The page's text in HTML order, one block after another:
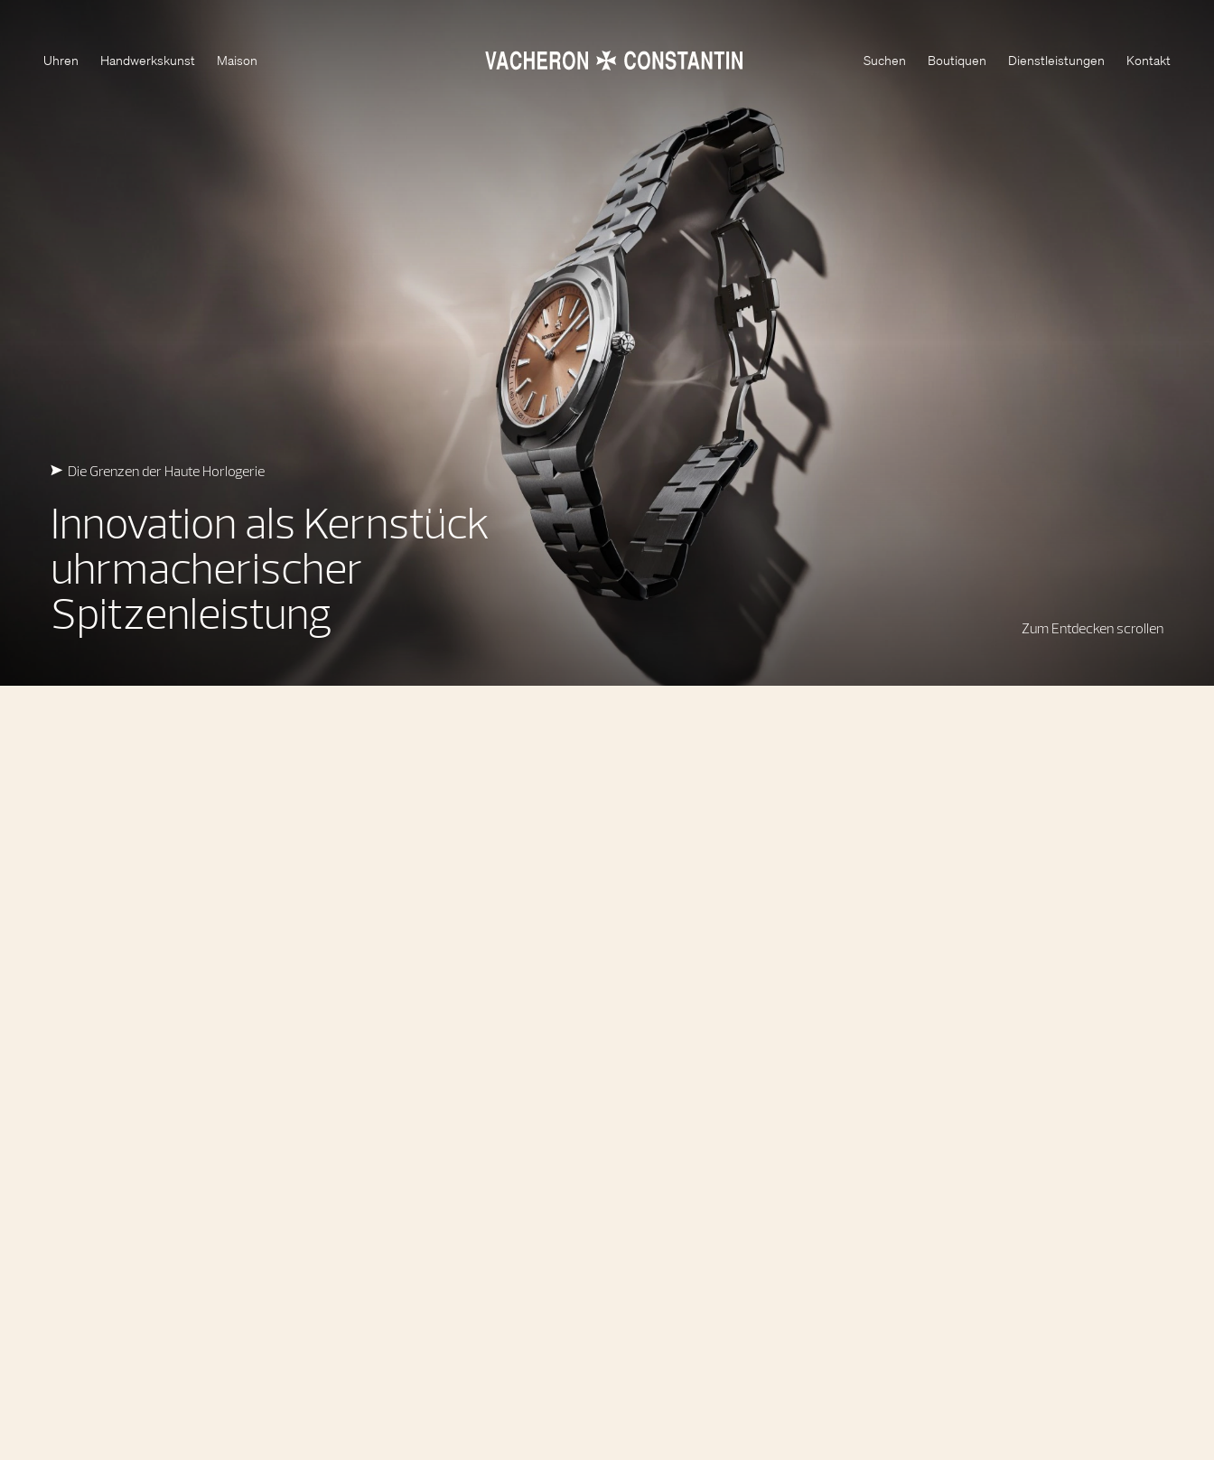
Uhren Handwerkskunst Maison Suchen Boutiquen Dienstleistungen Kontakt
Die Grenzen der Haute Horlogerie
Innovation als Kernstück
uhrmacherischer
Spitzenleistung
Zum Entdecken scrollen